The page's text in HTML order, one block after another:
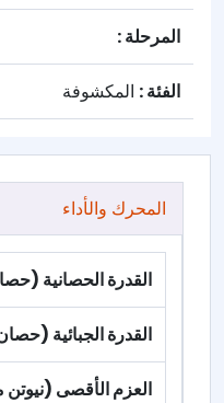
المرحلة :
الفئة : المكشوفة
المحرك والأداء
القدرة الحصانية
القدرة الجبائية
العزم الأقصى (نيوتن